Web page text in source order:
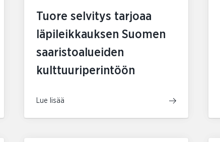
Tuore selvitys tarjoaa
läpileikkauksen Suomen
saaristoalueiden
kulttuuriperintöön
Lue lisää